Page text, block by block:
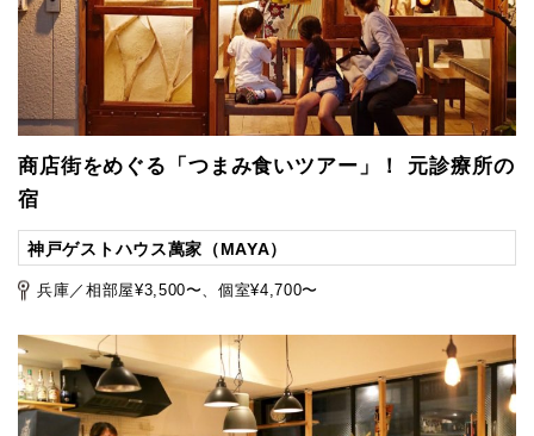
商店街をめぐる「つまみ食いツアー」！ 元診療所の
宿
神戸ゲストハウス萬家（MAYA）
兵庫／相部屋¥3,500〜、個室¥4,700〜